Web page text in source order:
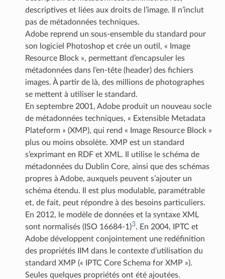
descriptives et liées aux droits de l’image. Il n’inclut
pas de métadonnées techniques.
Adobe reprend un sous-ensemble du standard pour
son logiciel Photoshop et crée un outil, « Image
Resource Block », permettant d’encapsuler les
métadonnées dans l’en-tête (header) des fichiers
images. À partir de là, des millions de photographes
se mettent à utiliser le standard.
En septembre 2001, Adobe produit un nouveau socle
de métadonnées techniques, « Extensible Metadata
Plateform » (XMP), qui rend « Image Resource Block »
plus ou moins obsolète. XMP est un standard
s’exprimant en RDF et XML. Il utilise le schéma de
métadonnées du Dublin Core, ainsi que des schémas
propres à Adobe, auxquels peuvent s’ajouter un
schéma étendu. Il est plus modulable, paramétrable
et, de fait, peut répondre à des besoins particuliers.
En 2012, le modèle de données et la syntaxe XML
sont normalisés (ISO 16684-1)3. En 2004, IPTC et
Adobe développent conjointement une redéfinition
des propriétés IIM dans le contexte d’utilisation du
standard XMP (« IPTC Core Schema for XMP »).
Seules quelques propriétés ont été ajoutées.